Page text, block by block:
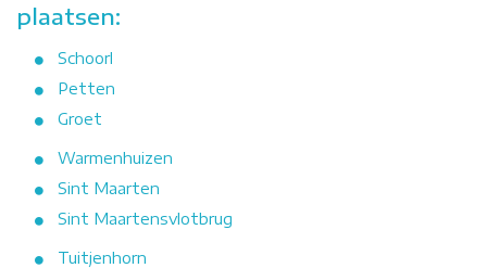
plaatsen:
Schoorl
Petten
Groet
Warmenhuizen
Sint Maarten
Sint Maartensvlotbrug
Tuitjenhorn